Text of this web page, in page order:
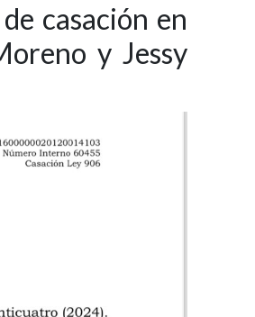
casación en
y Jessy